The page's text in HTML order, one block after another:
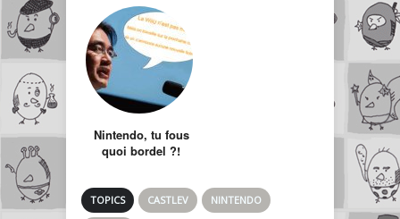
Nintendo, tu fous
quoi bordel ?!
TOPICS CASTLEV NINTENDO